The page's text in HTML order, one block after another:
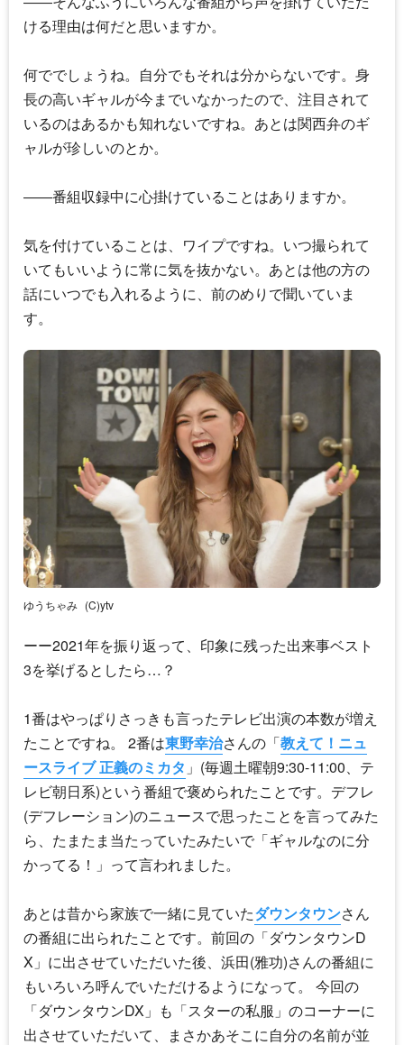
ける理由は何だと思いますか。
何ででしょうね。自分でもそれは分からないです。身
長の高いギャルが今までいなかったので、注目されて
いるのはあるかも知れないですね。あとは関西弁のギ
ャルが珍しいのとか。
――番組収録中に心掛けていることはありますか。
気を付けていることは、ワイプですね。いつ撮られて
いてもいいように常に気を抜かない。あとは他の方の
話にいつでも入れるように、前のめりで聞いていま
す。
ゆうちゃみ (C)ytv
ーー2021年を振り返って、印象に残った出来事ベスト
3を挙げるとしたら…？
1番はやっぱりさっきも言ったテレビ出演の本数が増え
たことですね。 2番は東野幸治さんの「教えて！ニュ
ースライブ 正義のミカタ 」(毎週土曜朝9:30-11:00、テ
レビ朝日系)という番組で褒められたことです。デフレ
(デフレーション)のニュースで思ったことを言ってみた
ら、たまたま当たっていたみたいで「ギャルなのに分
かってる！」って言われました。
あとは昔から家族で一緒に見ていたダウンタウンさん
の番組に出られたことです。前回の「ダウンタウンD
X 」に出させていただいた後、浜田(雅功)さんの番組に
もいろいろ呼んでいただけるようになって。 今回の
「ダウンタウンDX 」も「スターの私服」のコーナーに
出させていただいて、まさかあそこに自分の名前が並